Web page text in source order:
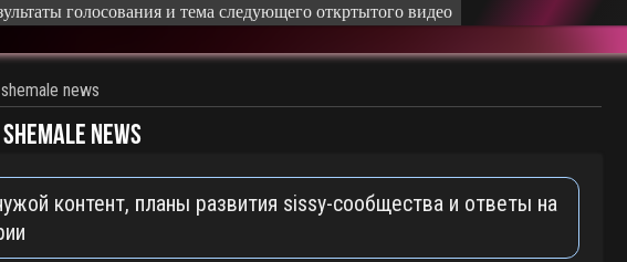
голосования и тема следующего откртытого видео
shemale news
shemale news
контент, планы развития sissy-сообщества и ответы на